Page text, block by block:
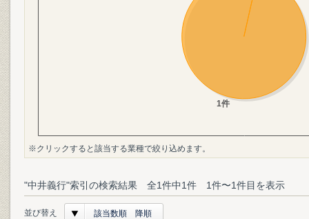
※クリックすると該当する業種で絞り込めます。
"中井義行"索引の検索結果 全1件中1件 1件〜1件目を表示
並び替え 該当数順 降順